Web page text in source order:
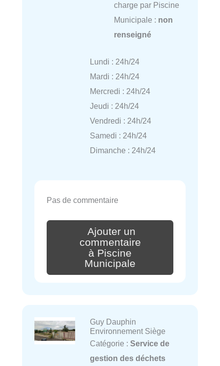
charge par Piscine
Municipale : non
renseigné
Lundi : 24h/24
Mardi : 24h/24
Mercredi : 24h/24
Jeudi : 24h/24
Vendredi : 24h/24
Samedi : 24h/24
Dimanche : 24h/24
Pas de commentaire
Ajouter un
commentaire
à Piscine
Municipale
Guy Dauphin
Environnement Siège
Catégorie : Service de
gestion des déchets